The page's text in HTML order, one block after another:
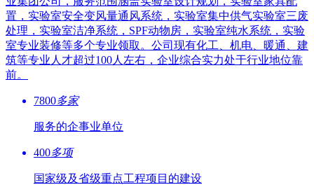
置，实验室安全变风量通风系统，实验室集中供气实验室三废
处理，实验室洁净系统，SPF动物房，实验室纯水系统，实验
室专业装修等多个专业领取。公司现有化工、机电、暖通、建
筑等专业人才超过100人左右，企业综合实力处于行业地位靠
前。
7800多家
服务的企事业单位
400多项
国家级及省级重点工程项目的建设